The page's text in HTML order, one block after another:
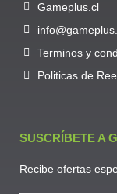
Gameplus.cl
Terminos y
Politicas de
SUSCRÍBETE A
Recibe ofertas